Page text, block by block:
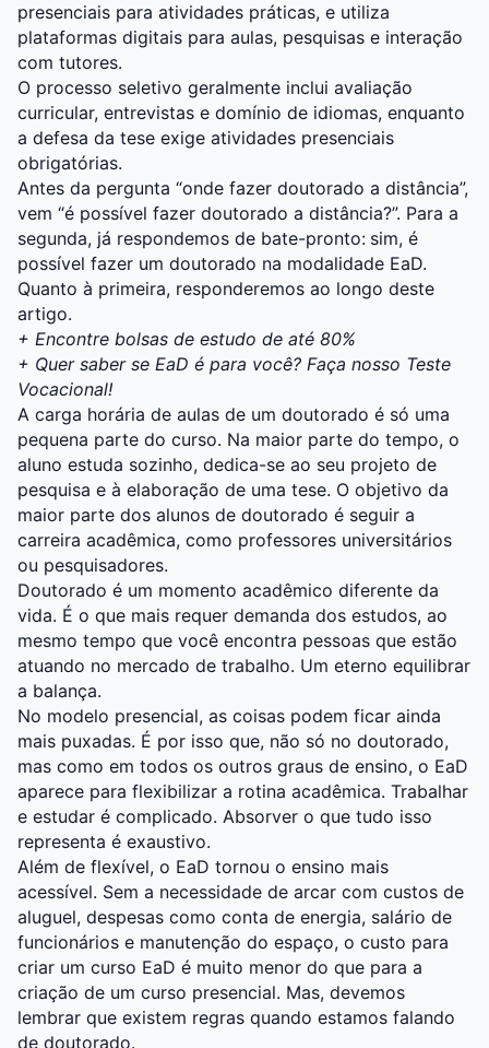
presenciais para atividades práticas, e utiliza
plataformas digitais para aulas, pesquisas e interação
com tutores.
O processo seletivo geralmente inclui avaliação
curricular, entrevistas e domínio de idiomas, enquanto
a defesa da tese exige atividades presenciais
obrigatórias.
Antes da pergunta “onde fazer doutorado a distância”,
vem “é possível fazer doutorado a distância?”. Para a
segunda, já respondemos de bate-pronto: sim, é
possível fazer um doutorado na modalidade EaD.
Quanto à primeira, responderemos ao longo deste
artigo.
+ Encontre bolsas de estudo de até 80%
+ Quer saber se EaD é para você? Faça nosso Teste
Vocacional!
A carga horária de aulas de um doutorado é só uma
pequena parte do curso. Na maior parte do tempo, o
aluno estuda sozinho, dedica-se ao seu projeto de
pesquisa e à elaboração de uma tese. O objetivo da
maior parte dos alunos de doutorado é seguir a
carreira acadêmica, como professores universitários
ou pesquisadores.
Doutorado é um momento acadêmico diferente da
vida. É o que mais requer demanda dos estudos, ao
mesmo tempo que você encontra pessoas que estão
atuando no mercado de trabalho. Um eterno equilibrar
a balança.
No modelo presencial, as coisas podem ficar ainda
mais puxadas. É por isso que, não só no doutorado,
mas como em todos os outros graus de ensino, o EaD
aparece para flexibilizar a rotina acadêmica. Trabalhar
e estudar é complicado. Absorver o que tudo isso
representa é exaustivo.
Além de flexível, o EaD tornou o ensino mais
acessível. Sem a necessidade de arcar com custos de
aluguel, despesas como conta de energia, salário de
funcionários e manutenção do espaço, o custo para
criar um curso EaD é muito menor do que para a
criação de um curso presencial. Mas, devemos
lembrar que existem regras quando estamos falando
de doutorado.